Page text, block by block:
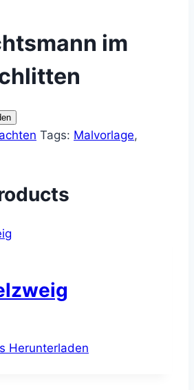
im
Tags: Malvorlage,
Herunterladen